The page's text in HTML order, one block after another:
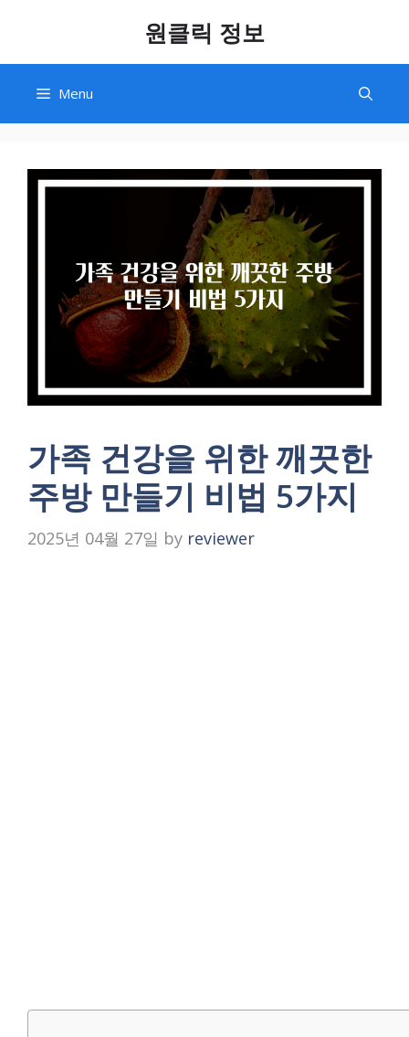
content
원클릭 정보
Menu
가족 건강을 위한 깨끗한
주방 만들기 비법 5가지
2025년 04월 27일 by reviewer